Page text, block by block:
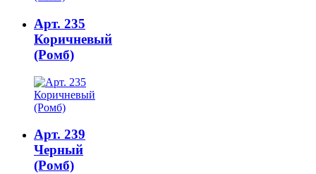
Арт. 235
Коричневый
(Ромб)
Арт. 239
Черный
(Ромб)